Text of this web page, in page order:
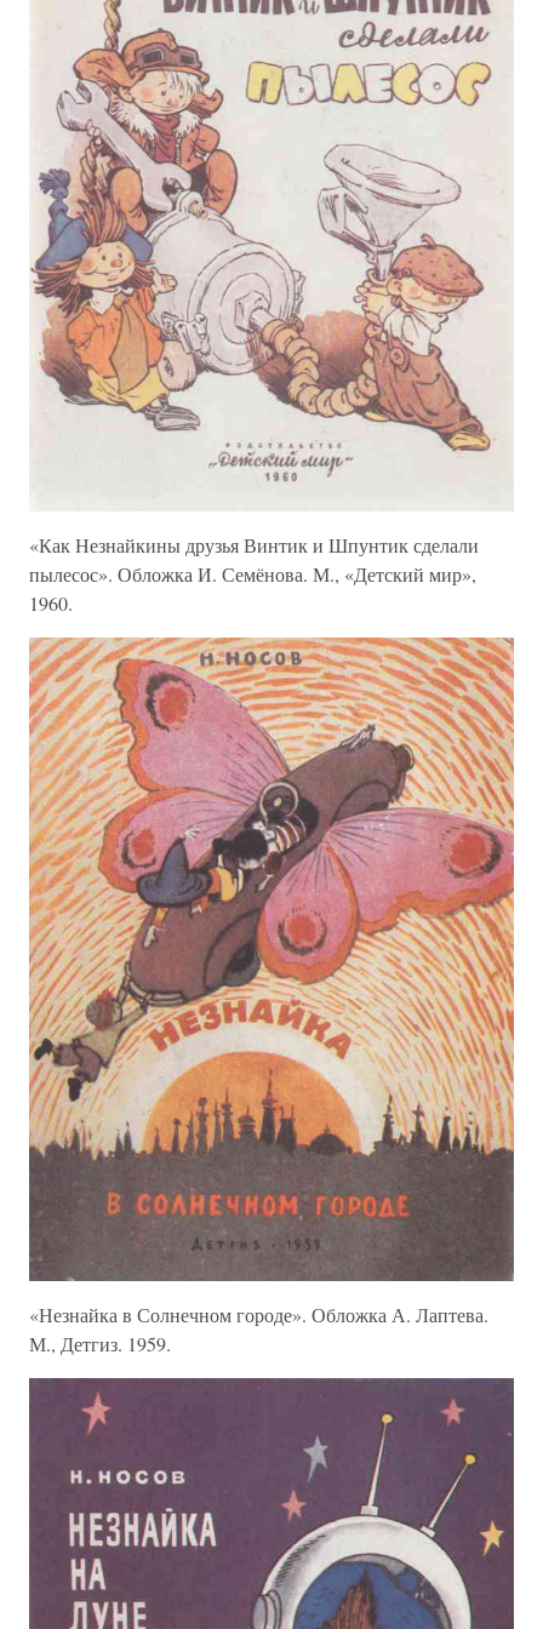
«Как Незнайкины друзья Винтик и Шпунтик сделали
пылесос». Обложка И. Семёнова. М., «Детский мир»,
1960.
«Незнайка в Солнечном городе». Обложка А. Лаптева.
М., Детгиз. 1959.